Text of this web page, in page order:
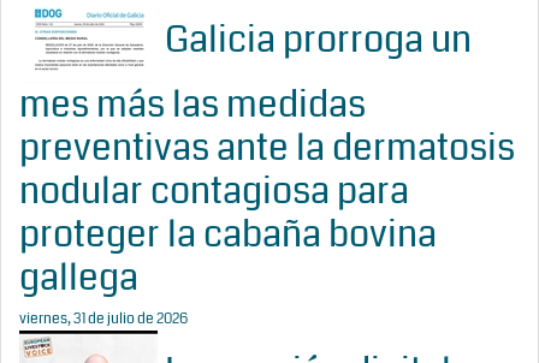
Galicia prorroga un
mes más las medidas
preventivas ante la dermatosis
nodular contagiosa para
proteger la cabaña bovina
gallega
viernes, 31 de julio de 2026